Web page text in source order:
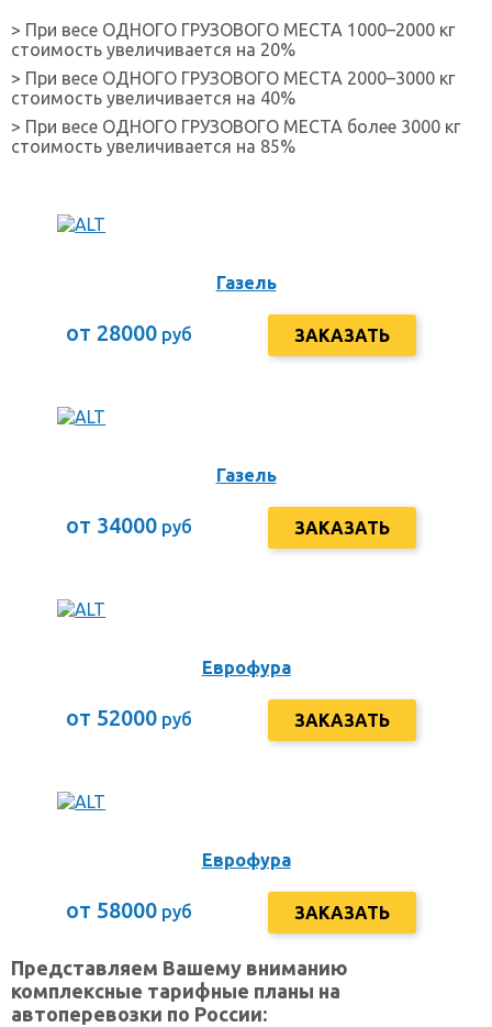
> При весе ОДНОГО ГРУЗОВОГО МЕСТА 1000–2000 кг
стоимость увеличивается на 20%
> При весе ОДНОГО ГРУЗОВОГО МЕСТА 2000–3000 кг
стоимость увеличивается на 40%
> При весе ОДНОГО ГРУЗОВОГО МЕСТА более 3000 кг
стоимость увеличивается на 85%
Газель
от 28000руб ЗАКАЗАТЬ
Газель
от 34000руб ЗАКАЗАТЬ
Еврофура
от 52000руб ЗАКАЗАТЬ
Еврофура
от 58000руб ЗАКАЗАТЬ
Представляем Вашему вниманию
комплексные тарифные планы на
автоперевозки по России: